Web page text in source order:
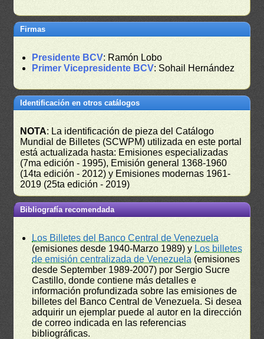
Firmas
Presidente BCV: Ramón Lobo
Primer Vicepresidente BCV: Sohail Hernández
Identificación en otros catálogos
NOTA: La identificación de pieza del Catálogo
Mundial de Billetes (SCWPM) utilizada en este portal
está actualizada hasta: Emisiones especializadas
(7ma edición - 1995), Emisión general 1368-1960
(14ta edición - 2012) y Emisiones modernas 1961-
2019 (25ta edición - 2019)
Bibliografía recomendada
Los Billetes del Banco Central de Venezuela
(emisiones desde 1940-Marzo 1989) y Los billetes
de emisión centralizada de Venezuela (emisiones
desde September 1989-2007) por Sergio Sucre
Castillo, donde contiene más detalles e
información profundizada sobre las emisiones de
billetes del Banco Central de Venezuela. Si desea
adquirir un ejemplar puede al autor en la dirección
de correo indicada en las referencias
bibliográficas.